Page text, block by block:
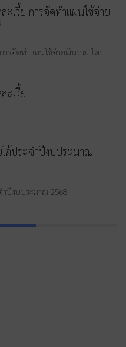
ะเวี้ย การจัดทำแผนใช้จ่าย
รจัดทำแผนใช้จ่ายเงินรวม ไตร
ะเวี้ย
ได้ประจำปีงบประมาณ
ำปีงบประมาณ 2568